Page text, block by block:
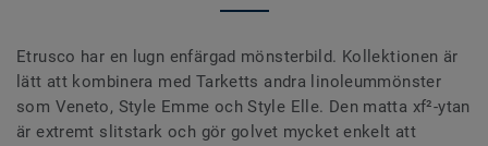
Etrusco har en lugn enfärgad mönsterbild. Kollektionen är
lätt att kombinera med Tarketts andra linoleummönster
som Veneto, Style Emme och Style Elle. Den matta xf²-ytan
är extremt slitstark och gör golvet mycket enkelt att